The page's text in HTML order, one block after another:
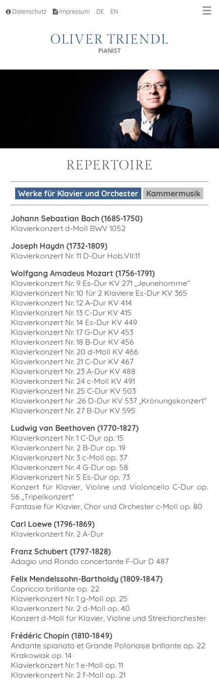
Datenschutz Impressum DE EN ☰
OLIVER TRIENDL
PIANIST
REPERTOIRE
Werke für Klavier und Orchester Kammermusik
Johann Sebastian Bach (1685-1750)
Klavierkonzert d-Moll BWV 1052
Joseph Haydn (1732-1809)
Klavierkonzert Nr. 11 D-Dur Hob.VII:11
Wolfgang Amadeus Mozart (1756-1791)
Klavierkonzert Nr. 9 Es-Dur KV 271 „Jeunehomme“
Klavierkonzert Nr. 10 für 2 Klaviere Es-Dur KV 365
Klavierkonzert Nr. 12 A-Dur KV 414
Klavierkonzert Nr. 13 C-Dur KV 415
Klavierkonzert Nr. 14 Es-Dur KV 449
Klavierkonzert Nr. 17 G-Dur KV 453
Klavierkonzert Nr. 18 B-Dur KV 456
Klavierkonzert Nr. 20 d-Moll KV 466
Klavierkonzert Nr. 21 C-Dur KV 467
Klavierkonzert Nr. 23 A-Dur KV 488
Klavierkonzert Nr. 24 c-Moll KV 491
Klavierkonzert Nr. 25 C-Dur KV 503
Klavierkonzert Nr .26 D-Dur KV 537 „Krönungskonzert“
Klavierkonzert Nr. 27 B-Dur KV 595
Ludwig van Beethoven (1770-1827)
Klavierkonzert Nr. 1 C-Dur op. 15
Klavierkonzert Nr. 2 B-Dur op. 19
Klavierkonzert Nr. 3 c-Moll op. 37
Klavierkonzert Nr. 4 G-Dur op. 58
Klavierkonzert Nr. 5 Es-Dur op. 73
Konzert für Klavier, Violine und Violoncello C-Dur op.
56 „Tripelkonzert“
Fantasie für Klavier, Chor und Orchester c-Moll op. 80
Carl Loewe (1796-1869)
Klavierkonzert Nr. 2 A-Dur
Franz Schubert (1797-1828)
Adagio und Rondo concertante F-Dur D 487
Felix Mendelssohn-Bartholdy (1809-1847)
Capriccio brillante op. 22
Klavierkonzert Nr. 1 g-Moll op. 25
Klavierkonzert Nr. 2 d-Moll op. 40
Konzert d-Moll für Klavier, Violine und Streichorchester
Frédéric Chopin (1810-1849)
Andante spianato et Grande Polonaise brillante op. 22
Krakowiak op. 14
Klavierkonzert Nr. 1 e-Moll op. 11
Klavierkonzert Nr. 2 f-Moll op. 21